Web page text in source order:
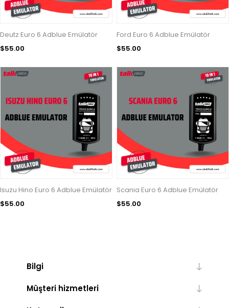
Deutz Euro 6 Adblue Emülatör
$55.00
Ford Euro 6 Adblue Emülatör
$55.00
Isuzu Hino Euro 6 Adblue Emülatör
$55.00
Scania Euro 6 Adblue Emülatör
$55.00
Bilgi
Müşteri hizmetleri